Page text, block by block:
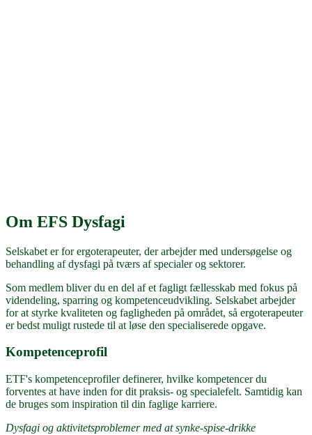
Om EFS Dysfagi
Selskabet er for ergoterapeuter, der arbejder med undersøgelse og
behandling af dysfagi på tværs af specialer og sektorer.
Som medlem bliver du en del af et fagligt fællesskab med fokus på
videndeling, sparring og kompetenceudvikling. Selskabet arbejder
for at styrke kvaliteten og fagligheden på området, så ergoterapeuter
er bedst muligt rustede til at løse den specialiserede opgave.
Kompetenceprofil
ETF's kompetenceprofiler definerer, hvilke kompetencer du
forventes at have inden for dit praksis- og specialefelt. Samtidig kan
de bruges som inspiration til din faglige karriere.
Dysfagi og aktivitetsproblemer med at synke-spise-drikke